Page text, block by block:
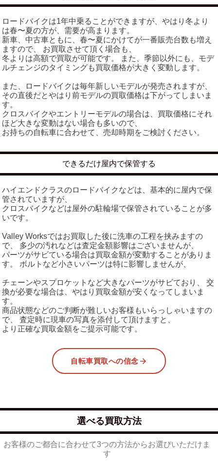
ロードバイクは1年中乗ることができますが、やはり冬より
は春〜夏の方が、需要が高まります。
新車、中古車ともに、春〜夏にかけてが一番販売台数も増え
ますので、 お買取させて頂く場合も、
冬よりは高額で買取が可能です。 また、季節以外にも、モデ
ルチェンジのタイミングも買取価格が大きく変動します。
また、ロードバイクは毎年新しいモデルが発売されますが、
その直後だとやはり前モデルの買取価格は下がってしまいま
す。
クロスバイクやエントリーモデルの場合は、買取価格にそれ
ほど大きな変動はない場合も多いので、
お持ちの自転車に合わせて、売却時期をご検討ください。
できるだけ屋内で保管する
ハイエンドクラスのロードバイクなどは、基本的に屋内で保
管されていますが、
クロスバイクなどは屋外の駐輪場で保管されていることが多
いです。
Valley Worksではお買取した後に洗車の工程を挟みますの
で、 多少の汚れなどは査定金額影響はございませんが、
パーツがサビている場合は買取金額が変動することがありま
す。 ボルトなど小さいパーツは特に影響しませんが、
チェーンやスプロケットなど大きなパーツがサビており、 交
換が必要な場合は、やはり買取金額が安くなってしまいま
す。
商品状態などのご判断が難しいお客様もいらっしゃいますの
で、 査定時に現車の写真を添付して頂けますと、
より正確な買取金額をご提示可能です。
自転車買取への信念
選べる買取方法
お客様のご都合に合わせて3つの方法からお選びいただけま
す